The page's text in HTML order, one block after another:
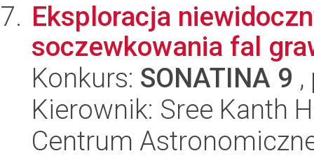
Eksploracja
soczewkowania fal
Konkurs: SONATINA 9
Kierownik: Sree Kanth
Centrum